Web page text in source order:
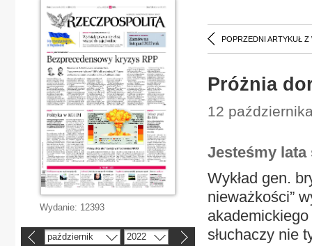
POPRZEDNI ARTYKUŁ Z
Próżnia
12
Jesteśmy lata
Wykład gen.
nieważkości”
słuchaczy nie
Wydanie: 12393
październik 2022